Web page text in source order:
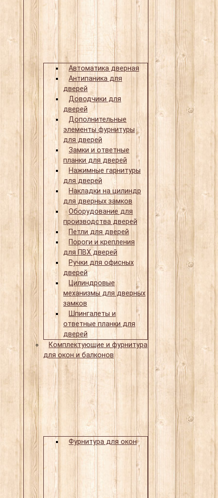
Автоматика дверная
Антипаника для
дверей
Доводчики для
дверей
Дополнительные
элементы фурнитуры
для дверей
Замки и ответные
планки для дверей
Нажимные гарнитуры
для дверей
Накладки на цилиндр
для дверных замков
Оборудование для
производства дверей
Петли для дверей
Пороги и крепления
для ПВХ дверей
Ручки для офисных
дверей
Цилиндровые
механизмы для дверных
замков
Шпингалеты и
ответные планки для
дверей
Комплектующие и фурнитура
для окон и балконов
Фурнитура для окон